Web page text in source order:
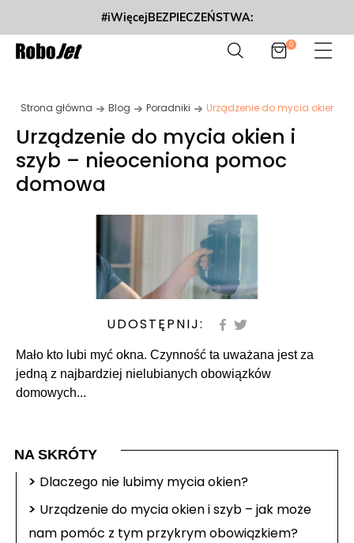
#iWięcejBEZPIECZEŃSTWA:
0
Strona główna Blog Poradniki Urządzenie do mycia okien i
Urządzenie do mycia okien i
szyb – nieoceniona pomoc
domowa
UDOSTĘPNIJ:
Mało kto lubi myć okna. Czynność ta uważana jest za
jedną z najbardziej nielubianych obowiązków
domowych...
NA SKRÓTY
> Dlaczego nie lubimy mycia okien?
> Urządzenie do mycia okien i szyb – jak może
nam pomóc z tym przykrym obowiązkiem?